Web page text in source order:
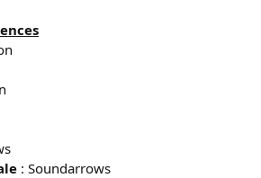
: Soundarrows